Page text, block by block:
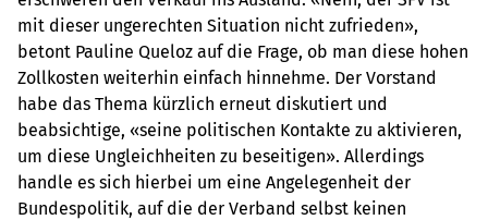
mit dieser ungerechten Situation nicht zufrieden»,
betont Pauline Queloz auf die Frage, ob man diese hohen
Zollkosten weiterhin einfach hinnehme. Der Vorstand
habe das Thema kürzlich erneut diskutiert und
beabsichtige, «seine politischen Kontakte zu aktivieren,
um diese Ungleichheiten zu beseitigen». Allerdings
handle es sich hierbei um eine Angelegenheit der
Bundespolitik, auf die der Verband selbst keinen